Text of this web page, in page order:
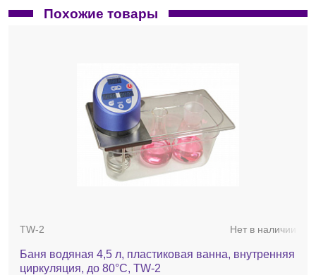
Похожие товары
TW-2 Нет в наличии
Баня водяная 4,5 л, пластиковая ванна, внутренняя
циркуляция, до 80°С, TW-2